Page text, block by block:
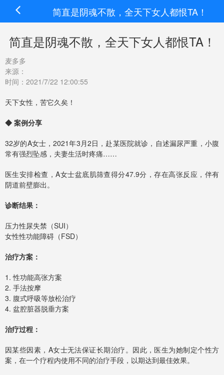
简直是阴魂不散，全天下女人都恨TA！
简直是阴魂不散，全天下女人都恨TA！
麦多多
来源：
时间：2021/7/22 12:00:55
天下女性，苦它久矣！
◆ 案例分享
32岁的A女士，2021年3月2日，赴某医院就诊，自述漏尿严重，小腹
常有强烈坠感，夫妻生活时疼痛……
医生安排检查，A女士盆底肌筛查得分47.9分，存在高张反应，伴有
阴道前壁膨出。
诊断结果：
压力性尿失禁（SUI）
女性性功能障碍（FSD）
治疗方案：
1. 性功能高张方案
2. 手法按摩
3. 腹式呼吸等放松治疗
4. 盆腔脏器脱垂方案
治疗过程：
因某些因素，A女士无法保证长期治疗。因此，医生为她制定个性方
案，在一个疗程内使用不同的治疗手段，以期达到最佳效果。